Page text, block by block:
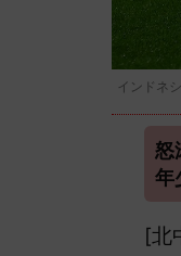
インドネ
怒
年
[北